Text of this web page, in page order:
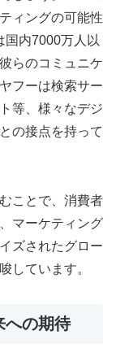
ィングの可能性
国内7000万人以
らのコミュニケ
フーは検索サー
等、様々なデジ
の接点を持って
ことで、消費者
マーケティング
ズされたグロー
しています。
への期待